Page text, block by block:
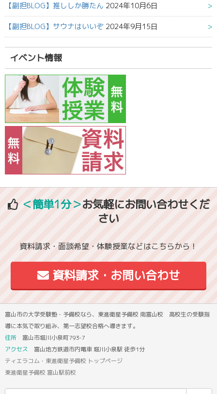
【副担BLOG】推ししか勝たん 2024年10月6日
【副担BLOG】サウナはいいぞ 2024年9月15日
イベント情報
＜簡単1分＞お気軽にお問い合わせくだ
さい
資料請求・面談希望・体験授業などはこちらから！
資料請求・お問い合わせ
富山市の大学受験塾・予備校なら、東進衛星予備校 南富山校 高校生の受験指
導に本気で取り組み、第一志望校合格へ導きます。
住所 富山市堀川小泉町793-7
アクセス 富山地方鉄道市内電車 堀川小泉駅 徒歩1分
ティエラコム・東進衛星予備校 トップページ
東進衛星予備校 富山駅前校